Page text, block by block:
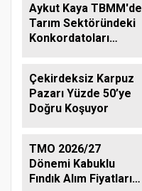
Aykut Kaya TBMM'de
Tarım Sektöründeki
Konkordatoları
Çekirdeksiz Karpuz
Pazarı Yüzde 50’ye
Doğru Koşuyor
TMO 2026/27
Dönemi Kabuklu
Fındık Alım Fiyatlarını